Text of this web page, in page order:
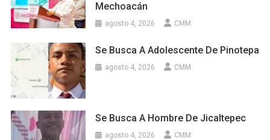
Mechoacán
agosto 4, 2026 CMM
Se Busca A Adolescente De Pinotepa
agosto 4, 2026 CMM
Se Busca A Hombre De Jicaltepec
agosto 4, 2026 CMM